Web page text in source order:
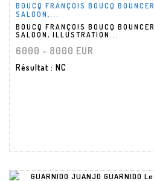
BOUCQ FRANÇOIS BOUCQ BOUNCER
SALOON,...
BOUCQ FRANÇOIS BOUCQ BOUNCER
SALOON, ILLUSTRATION...
6000 - 8000 EUR
Résultat : NC